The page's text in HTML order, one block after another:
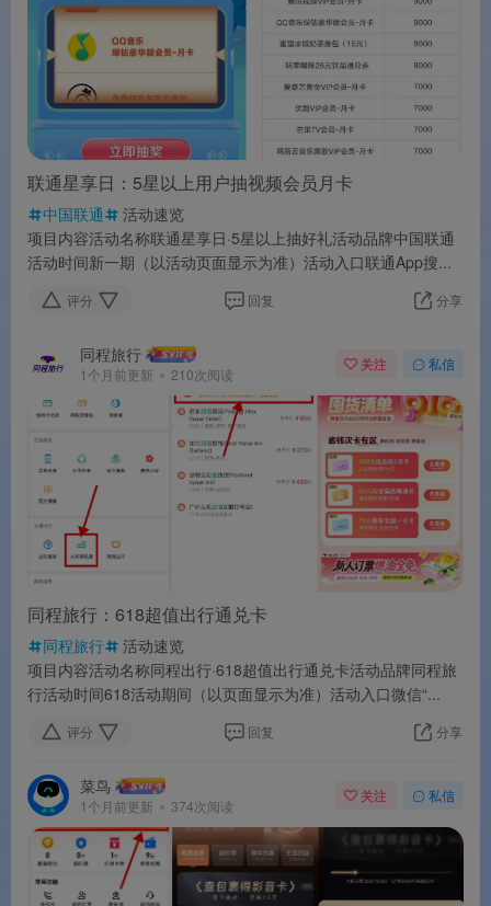
联通星享日：5星以上用户抽视频会员月卡
中国联通
活动速览
项目内容活动名称联通星享日·5星以上抽好礼活动品牌中国联通
活动时间新一期（以活动页面显示为准）活动入口联通App搜...
评分 回复 分享
同程旅行
1个月前更新 210次阅读
关注 私信
同程旅行：618超值出行通兑卡
同程旅行
活动速览
项目内容活动名称同程出行·618超值出行通兑卡活动品牌同程旅
行活动时间618活动期间（以页面显示为准）活动入口微信“...
评分 回复 分享
菜鸟
1个月前更新 374次阅读
关注 私信